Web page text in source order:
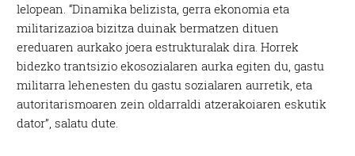
lelopean. “Dinamika belizista, gerra ekonomia eta
militarizazioa bizitza duinak bermatzen dituen
ereduaren aurkako joera estrukturalak dira. Horrek
bidezko trantsizio ekosozialaren aurka egiten du, gastu
militarra lehenesten du gastu sozialaren aurretik, eta
autoritarismoaren zein oldarraldi atzerakoiaren eskutik
dator”, salatu dute.